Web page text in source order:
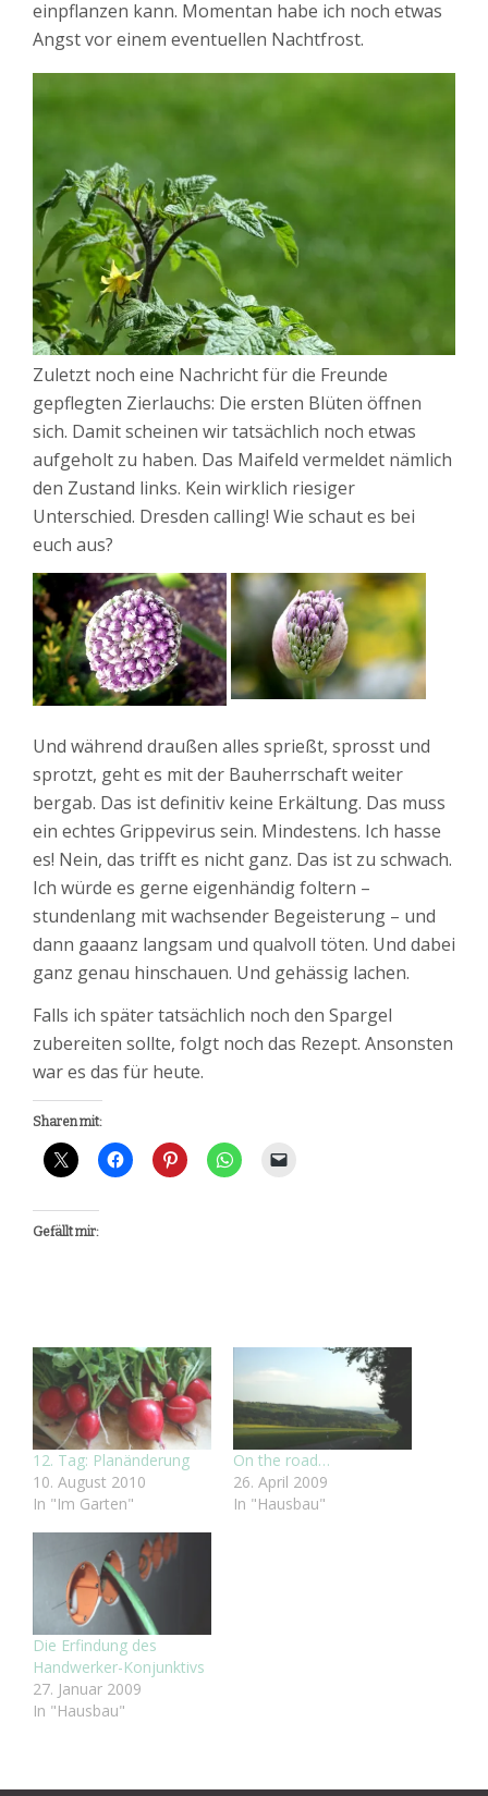
einpflanzen kann. Momentan habe ich noch etwas
Angst vor einem eventuellen Nachtfrost.
Zuletzt noch eine Nachricht für die Freunde
gepflegten Zierlauchs: Die ersten Blüten öffnen
sich. Damit scheinen wir tatsächlich noch etwas
aufgeholt zu haben. Das Maifeld vermeldet nämlich
den Zustand links. Kein wirklich riesiger
Unterschied. Dresden calling! Wie schaut es bei
euch aus?
Und während draußen alles sprießt, sprosst und
sprotzt, geht es mit der Bauherrschaft weiter
bergab. Das ist definitiv keine Erkältung. Das muss
ein echtes Grippevirus sein. Mindestens. Ich hasse
es! Nein, das trifft es nicht ganz. Das ist zu schwach.
Ich würde es gerne eigenhändig foltern –
stundenlang mit wachsender Begeisterung – und
dann gaaanz langsam und qualvoll töten. Und dabei
ganz genau hinschauen. Und gehässig lachen.
Falls ich später tatsächlich noch den Spargel
zubereiten sollte, folgt noch das Rezept. Ansonsten
war es das für heute.
Sharen mit:
Gefällt mir:
12. Tag: Planänderung
10. August 2010
In "Im Garten"
On the road…
26. April 2009
In "Hausbau"
Die Erfindung des
Handwerker-Konjunktivs
27. Januar 2009
In "Hausbau"